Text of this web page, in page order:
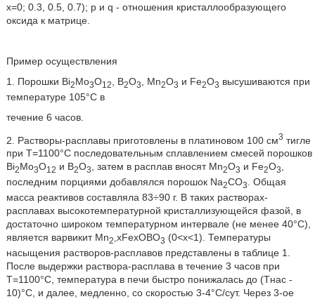
х=0; 0.3, 0.5, 0.7); р и q - отношения кристаллообразующего
оксида к матрице.
Пример осуществления
1. Порошки Bi2Mo3O12 , В2О3 , Mn2O3 и Fe2O3 высушиваются при
температуре 105°С в
течение 6 часов.
2. Растворы-расплавы приготовлены в платиновом 100 см3 тигле
при Т=1100°С последовательным сплавлением смесей порошков
Bi2Mo3O12 и В2О3, затем в расплав вносят Mn2O3 и Fe2O3,
последним порциями добавлялся порошок Na2CO3
. Общая
масса реактивов составляла 83÷90 г. В таких растворах-
расплавах высокотемпературной кристаллизующейся фазой, в
достаточно широком температурном интервале (не менее 40°С),
является варвикит Mn2-xFexOBO3 (0<х<1). Температуры
насыщения растворов-расплавов представлены в таблице 1.
После выдержки раствора-расплава в течение 3 часов при
Т=1100°С, температура в печи быстро понижалась до (Тнас -
10)°С, и далее, медленно, со скоростью 3-4°С/сут. Через 3-ое